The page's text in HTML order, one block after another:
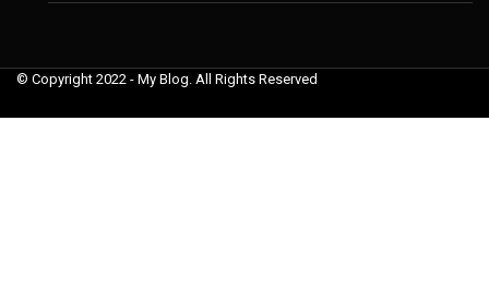
© Copyright 2022 - My Blog. All Rights Reserved